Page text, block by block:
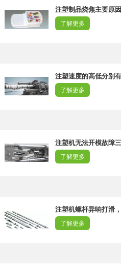
注塑制品烧焦主要原
了解更多
注塑速度的高低分别
了解更多
注塑机无法开模故障
了解更多
注塑机螺杆异响打滑
了解更多